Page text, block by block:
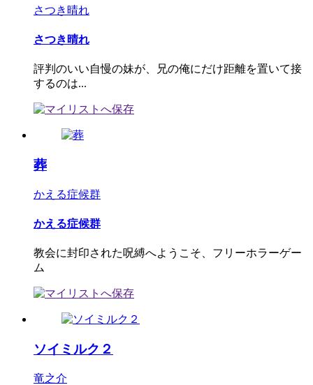
さつき晴れ
さつき晴れ
評判のいい自慢の妹が、兄の俺にだけ距離を置いて接
するのは...
葬
かえる症候群
かえる症候群
教会に封印された呪縛へようこそ、フリーホラーゲー
ム
ソイミルク２
竜之介